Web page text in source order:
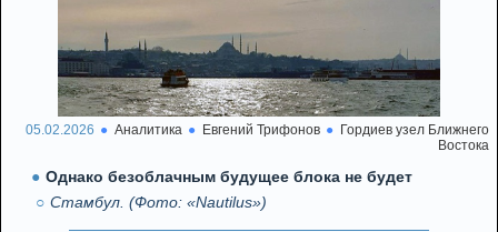
05.02.2026 Аналитика Евгений Трифонов
Гордиев узел Ближнего
Востока
Однако безоблачным будущее блока не будет
Стамбул. (Фото: «Nautilus»)